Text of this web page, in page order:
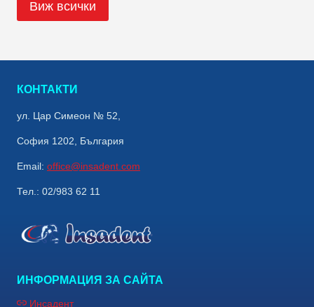
Виж всички
КОНТАКТИ
ул. Цар Симеон № 52,
София 1202, България
Email: office@insadent.com
Тел.: 02/983 62 11
ИНФОРМАЦИЯ ЗА САЙТА
Инсадент